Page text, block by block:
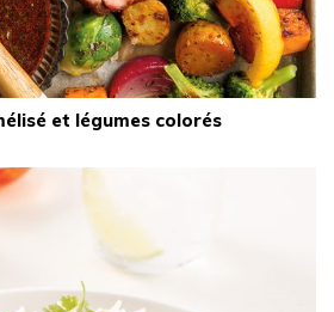
et légumes colorés